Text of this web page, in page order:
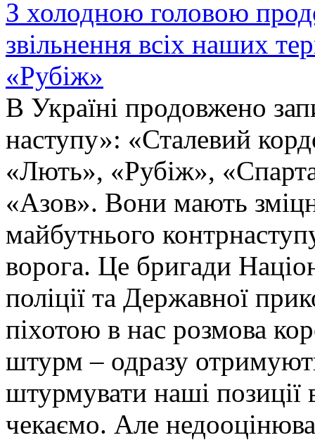
З холодною головою
звільнення всіх наших
«Рубіж»
В Україні продовжено
наступу»: «Сталевий
«Лють», «Рубіж»,
«Азов». Вони мають
майбутнього
ворога. Це бригади
поліції та Державної
піхотою в нас розмова
штурм – одразу
штурмувати наші позиції
чекаємо. Але